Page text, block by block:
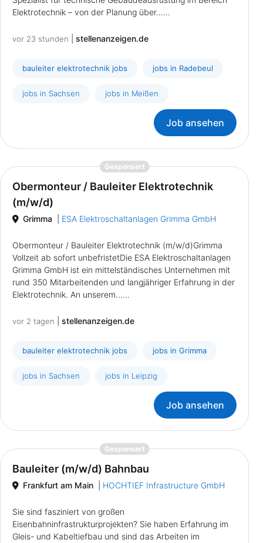
Elektrotechnik – von der Planung über......
vor 23 stunden stellenanzeigen.de
bauleiter elektrotechnik jobs jobs in Radebeul
jobs in Sachsen jobs in Meißen
Job ansehen
Gesponsert{prompt.job}
Obermonteur / Bauleiter Elektrotechnik
(m/w/d)
Grimma ESA Elektroschaltanlagen Grimma GmbH
Obermonteur / Bauleiter Elektrotechnik (m/w/d)Grimma
Vollzeit ab sofort unbefristetDie ESA Elektroschaltanlagen
Grimma GmbH ist ein mittelständisches Unternehmen mit
rund 350 Mitarbeitenden und langjähriger Erfahrung in der
Elektrotechnik. An unserem......
vor 2 tagen stellenanzeigen.de
bauleiter elektrotechnik jobs jobs in Grimma
jobs in Sachsen jobs in Leipzig
Job ansehen
Gesponsert{prompt.job}
Bauleiter (m/w/d) Bahnbau
Frankfurt am Main HOCHTIEF Infrastructure GmbH
Sie sind fasziniert von großen
Eisenbahninfrastrukturprojekten? Sie haben Erfahrung im
Gleis- und Kabeltiefbau und sind das Arbeiten im